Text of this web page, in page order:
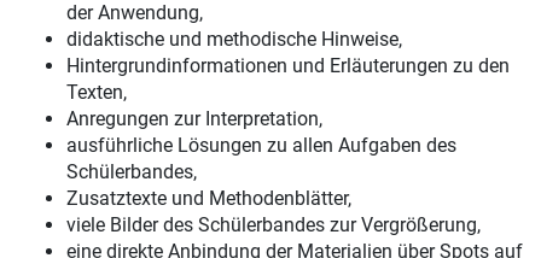
der Anwendung,
didaktische und methodische Hinweise,
Hintergrundinformationen und Erläuterungen zu den
Texten,
Anregungen zur Interpretation,
ausführliche Lösungen zu allen Aufgaben des
Schülerbandes,
Zusatztexte und Methodenblätter,
viele Bilder des Schülerbandes zur Vergrößerung,
eine direkte Anbindung der Materialien über Spots auf